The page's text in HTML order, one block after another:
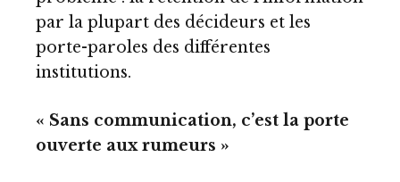
par la plupart des décideurs et les
porte-paroles des différentes
institutions.
« Sans communication, c’est la porte
ouverte aux rumeurs »